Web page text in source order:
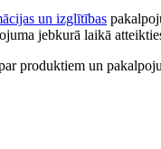
un izglītības
jebkurā laikā
produktiem un